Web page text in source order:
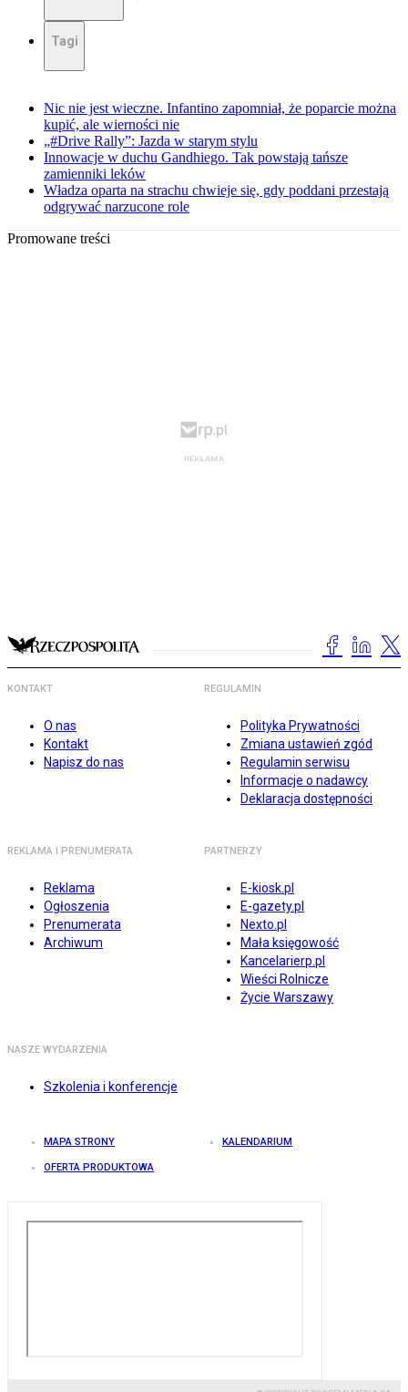
Tagi
Nic nie jest wieczne. Infantino zapomniał, że poparcie można
kupić, ale wierności nie
„#Drive Rally”: Jazda w starym stylu
Innowacje w duchu Gandhiego. Tak powstają tańsze
zamienniki leków
Władza oparta na strachu chwieje się, gdy poddani przestają
odgrywać narzucone role
Promowane treści
KONTAKT
O nas
Kontakt
Napisz do nas
REGULAMIN
Polityka Prywatności
Zmiana ustawień zgód
Regulamin serwisu
Informacje o nadawcy
Deklaracja dostępności
REKLAMA I PRENUMERATA
Reklama
Ogłoszenia
Prenumerata
Archiwum
PARTNERZY
E-kiosk.pl
E-gazety.pl
Nexto.pl
Mała księgowość
Kancelarierp.pl
Wieści Rolnicze
Życie Warszawy
NASZE WYDARZENIA
Szkolenia i konferencje
MAPA STRONY KALENDARIUM
OFERTA PRODUKTOWA